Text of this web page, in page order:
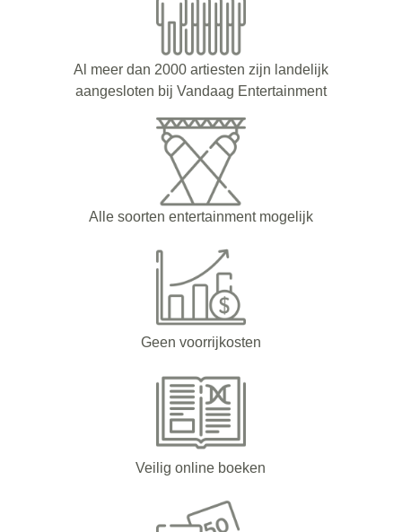
Al meer dan 2000 artiesten zijn landelijk
aangesloten bij Vandaag Entertainment
Alle soorten entertainment mogelijk
Geen voorrijkosten
Veilig online boeken